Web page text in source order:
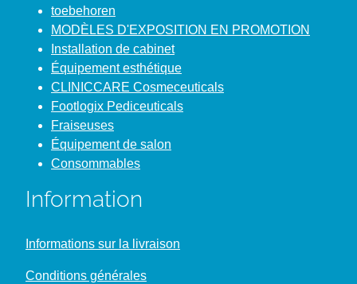
toebehoren
MODÈLES D'EXPOSITION EN PROMOTION
Installation de cabinet
Équipement esthétique
CLINICCARE Cosmeceuticals
Footlogix Pediceuticals
Fraiseuses
Équipement de salon
Consommables
Information
Informations sur la livraison
Conditions générales